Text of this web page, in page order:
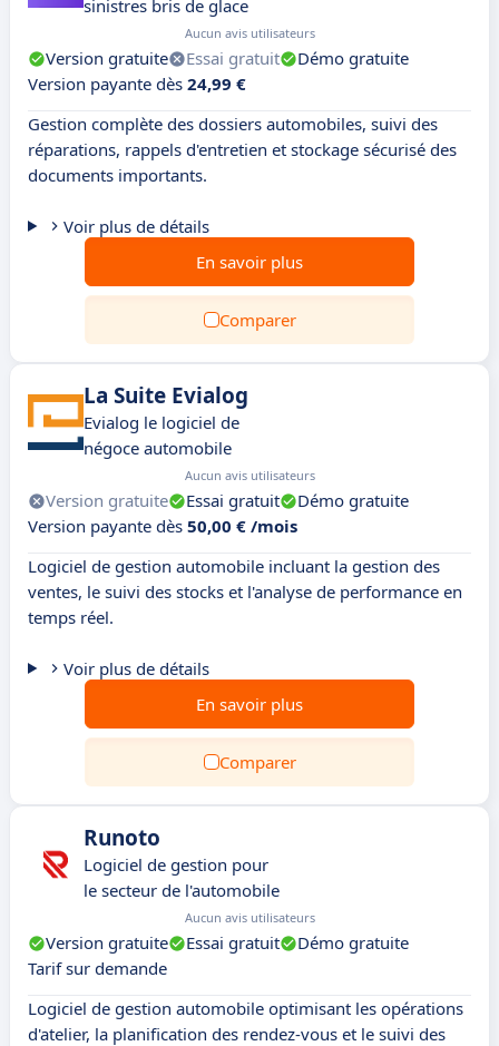
sinistres bris de glace
Aucun avis utilisateurs
Version gratuite Essai gratuit
Démo gratuite
Version payante dès 24,99 €
Gestion complète des dossiers automobiles, suivi des
réparations, rappels d'entretien et stockage sécurisé des
documents importants.
Voir plus de détails
En savoir plus
Comparer
La Suite Evialog
Evialog le logiciel de
négoce automobile
Aucun avis utilisateurs
Version gratuite Essai gratuit
Démo gratuite
Version payante dès 50,00 € /mois
Logiciel de gestion automobile incluant la gestion des
ventes, le suivi des stocks et l'analyse de performance en
temps réel.
Voir plus de détails
En savoir plus
Comparer
Runoto
Logiciel de gestion pour
le secteur de l'automobile
Aucun avis utilisateurs
Version gratuite Essai gratuit
Démo gratuite
Tarif sur demande
Logiciel de gestion automobile optimisant les opérations
d'atelier, la planification des rendez-vous et le suivi des